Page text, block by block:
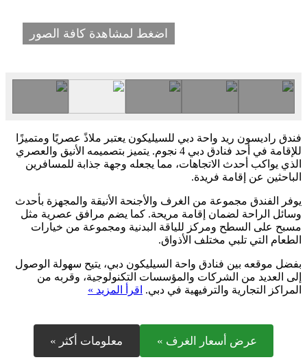
اضغط لمشاهدة كافة الصور
فندق راديسون ريد واحة دبي للسيليكون يعتبر ملاذً عصريًا ومتميزًا
للإقامة في أحد فنادق دبي 4 نجوم. يتميز بتصميمه الأنيق والعصري
الذي يواكب أحدث الاتجاهات، مما يجعله وجهة جذابة للمسافرين
الباحثين عن إقامة فريدة.
يوفر الفندق مجموعة من الغرف والأجنحة الأنيقة والمجهزة بأحدث
وسائل الراحة لضمان إقامة مريحة. كما يضم مرافق عصرية مثل
مسبح على السطح ومركز للياقة البدنية ومجموعة من خيارات
الطعام التي تلبي مختلف الأذواق.
بفضل موقعه بين فنادق واحة السيليكون دبي، يتيح سهولة الوصول
إلى العديد من الشركات والمؤسسات التكنولوجية، وقربه من
المراكز التجارية والترفيهية في دبي. اقرأ المزيد »
عرض أسعار الغرف » معلومات أكثر »